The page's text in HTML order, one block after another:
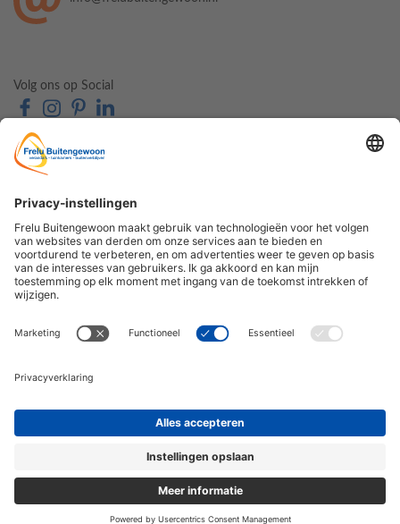
Volg ons op Social
OVER FRELU
BUITENGEWOON
Over ons
Contact & Route
Openingstijden
Veelgestelde vragen
Schuifwanden
Zonwering
De Houtzaak
Algemene voorwaarden Disclaimer Privacyverklaring
Locaties